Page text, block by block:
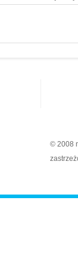
© 2008